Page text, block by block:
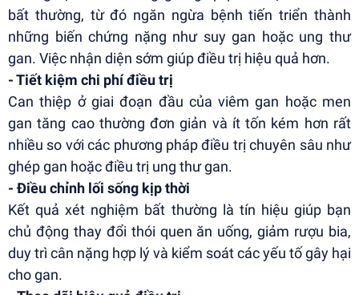
bất thường, từ đó ngăn ngừa bệnh tiến triển thành
những biến chứng nặng như suy gan hoặc ung thư
gan. Việc nhận diện sớm giúp điều trị hiệu quả hơn.
- Tiết kiệm chi phí điều trị
Can thiệp ở giai đoạn đầu của viêm gan hoặc men
gan tăng cao thường đơn giản và ít tốn kém hơn rất
nhiều so với các phương pháp điều trị chuyên sâu như
ghép gan hoặc điều trị ung thư gan.
- Điều chỉnh lối sống kịp thời
Kết quả xét nghiệm bất thường là tín hiệu giúp bạn
chủ động thay đổi thói quen ăn uống, giảm rượu bia,
duy trì cân nặng hợp lý và kiểm soát các yếu tố gây hại
cho gan.